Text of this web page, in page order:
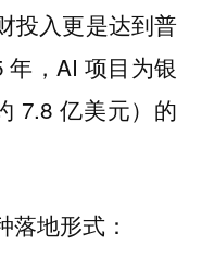
投入更是达到普
年，AI 项目为银
7.8 亿美元）的
地形式：